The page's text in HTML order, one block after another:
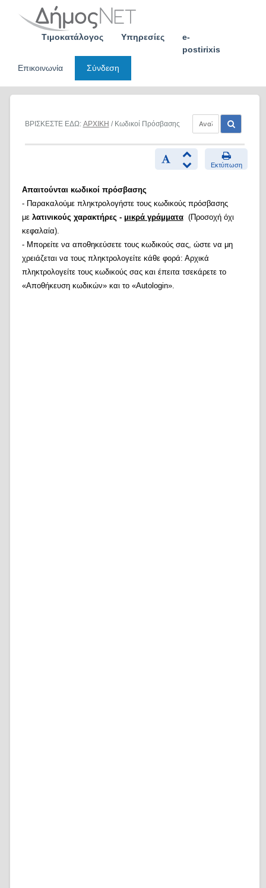
Τιμοκατάλογος Υπηρεσίες
e-
postirixis
Επικοινωνία
Σύνδεση
ΒΡΙΣΚΕΣΤΕ ΕΔΩ: ΑΡΧΙΚΗ / Κωδικοί Πρόσβασης
Εκτύπωση
Απαιτούνται κωδικοί πρόσβασης
- Παρακαλούμε πληκτρολογήστε τους κωδικούς πρόσβασης
με λατινικούς χαρακτήρες - μικρά γράμματα(Προσοχή όχι
κεφαλαία).
- Μπορείτε να αποθηκεύσετε τους κωδικούς σας, ώστε να μη
χρειάζεται να τους πληκτρολογείτε κάθε φορά: Αρχικά
πληκτρολογείτε τους κωδικούς σας και έπειτα τσεκάρετε το
«Αποθήκευση κωδικών» και το «Autologin».